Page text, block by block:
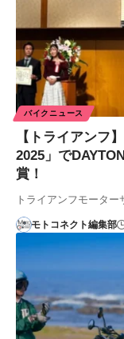
バイクニュース
【トライアンフ
2025」で
賞！
トライアンフモーター
モトコネクト編集部